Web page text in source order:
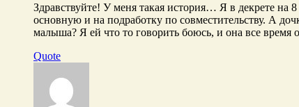
Здравствуйте! У меня такая история… Я в декрете на
основную и на подработку по совместительству. А
малыша? Я ей что то говорить боюсь, и она все время
Quote